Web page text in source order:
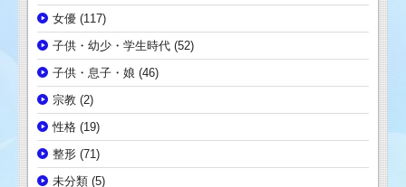
女優 (117)
子供・幼少・学生時代 (52)
子供・息子・娘 (46)
宗教 (2)
性格 (19)
整形 (71)
未分類 (5)